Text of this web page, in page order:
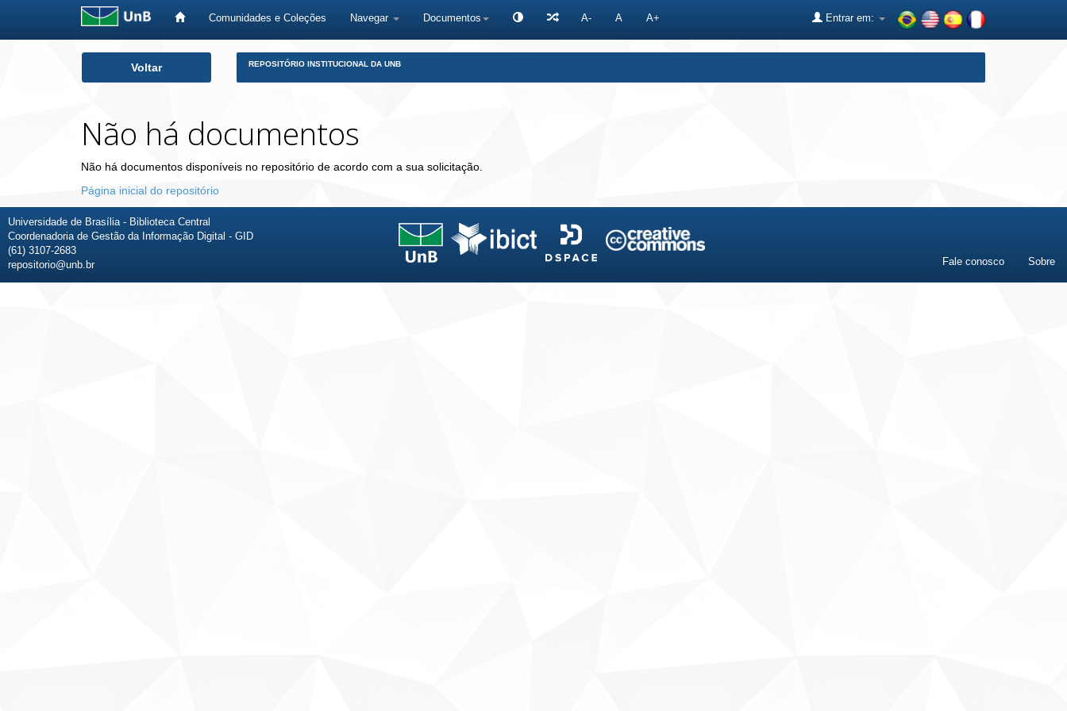
Comunidades e Coleções Navegar Documentos A- A A+ Entrar em:
Voltar REPOSITÓRIO INSTITUCIONAL DA UNB
Não há documentos
Não há documentos disponíveis no repositório de acordo com a sua solicitação.
Página inicial do repositório
Universidade de Brasília - Biblioteca Central
Coordenadoria de Gestão da Informação Digital - GID
(61) 3107-2683
repositorio@unb.br
Fale conosco Sobre